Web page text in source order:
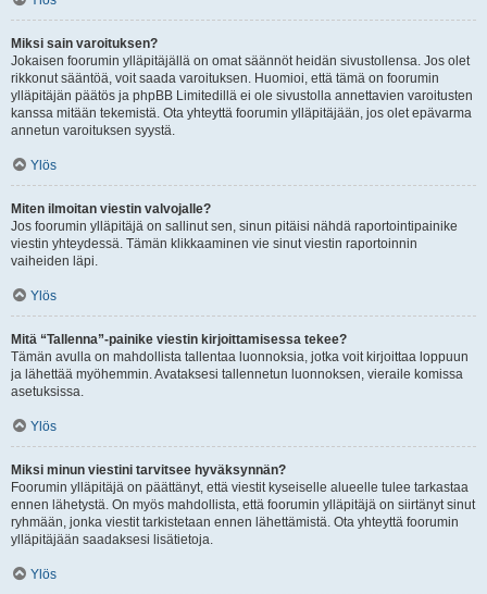
Miksi sain varoituksen?
Jokaisen foorumin ylläpitäjällä on omat säännöt heidän sivustollensa. Jos olet
rikkonut sääntöä, voit saada varoituksen. Huomioi, että tämä on foorumin
ylläpitäjän päätös ja phpBB Limitedillä ei ole sivustolla annettavien varoitusten
kanssa mitään tekemistä. Ota yhteyttä foorumin ylläpitäjään, jos olet epävarma
annetun varoituksen syystä.
Ylös
Miten ilmoitan viestin valvojalle?
Jos foorumin ylläpitäjä on sallinut sen, sinun pitäisi nähdä raportointipainike
viestin yhteydessä. Tämän klikkaaminen vie sinut viestin raportoinnin
vaiheiden läpi.
Ylös
Mitä “Tallenna”-painike viestin kirjoittamisessa tekee?
Tämän avulla on mahdollista tallentaa luonnoksia, jotka voit kirjoittaa loppuun
ja lähettää myöhemmin. Avataksesi tallennetun luonnoksen, vieraile komissa
asetuksissa.
Ylös
Miksi minun viestini tarvitsee hyväksynnän?
Foorumin ylläpitäjä on päättänyt, että viestit kyseiselle alueelle tulee tarkastaa
ennen lähetystä. On myös mahdollista, että foorumin ylläpitäjä on siirtänyt sinut
ryhmään, jonka viestit tarkistetaan ennen lähettämistä. Ota yhteyttä foorumin
ylläpitäjään saadaksesi lisätietoja.
Ylös